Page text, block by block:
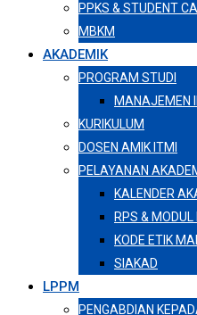
PPKS & STUDENT
MBKM
AKADEMIK
PROGRAM STUDI
MANAJEMEN
KURIKULUM
DOSEN AMIK ITMI
PELAYANAN
KALENDER
RPS &
KODE ETIK
SIAKAD
LPPM
PENGABDIAN